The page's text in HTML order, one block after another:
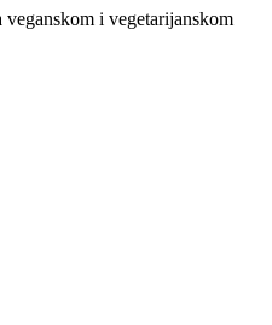
i vegetarijanskom